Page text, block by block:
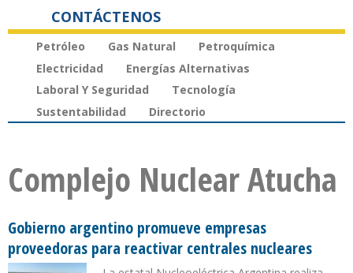
CONTÁCTENOS
Petróleo Gas Natural
Petroquímica
Electricidad
Energías Alternativas
Laboral Y Seguridad
Tecnología
Sustentabilidad
Directorio
Complejo Nuclear Atucha
Gobierno argentino promueve empresas
proveedoras para reactivar centrales nucleares